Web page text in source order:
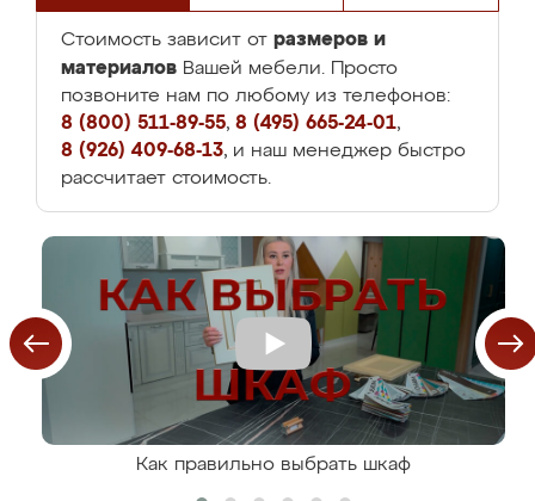
Стоимость зависит от размеров и
материалов Вашей мебели. Просто
позвоните нам по любому из телефонов:
8 (800) 511-89-55, 8 (495) 665-24-01,
8 (926) 409-68-13, и наш менеджер быстро
рассчитает стоимость.
Как правильно выбрать шкаф